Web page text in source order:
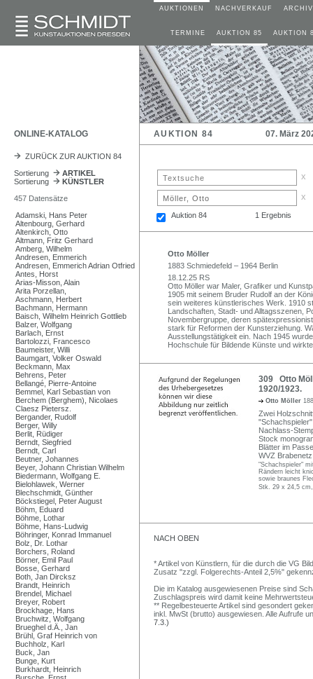
AUKTIONEN NACHVERKAUF ARCHIV
TERMINE AUKTION 85 AUKTION
ONLINE-KATALOG AUKTION 84 07. März
ZURÜCK ZUR AUKTION 84
Sortierung
ARTIKEL
Sortierung
KÜNSTLER
457 Datensätze
Adamski, Hans Peter
Altenbourg, Gerhard
Altenkirch, Otto
Altmann, Fritz Gerhard
Amberg, Wilhelm
Andresen, Emmerich
Andresen, Emmerich Adrian Otfried
Antes, Horst
Arias-Misson, Alain
Arita Porzellan,
Aschmann, Herbert
Bachmann, Hermann
Baisch, Wilhelm Heinrich Gottlieb
Balzer, Wolfgang
Barlach, Ernst
Bartolozzi, Francesco
Baumeister, Willi
Baumgart, Volker Oswald
Beckmann, Max
Behrens, Peter
Bellangé, Pierre-Antoine
Bemmel, Karl Sebastian von
Berchem (Berghem), Nicolaes
Claesz Pietersz.
Bergander, Rudolf
Berger, Willy
Berlit, Rüdiger
Berndt, Siegfried
Berndt, Carl
Beutner, Johannes
Beyer, Johann Christian Wilhelm
Biedermann, Wolfgang E.
Bielohlawek, Werner
Blechschmidt, Günther
Böckstiegel, Peter August
Böhm, Eduard
Böhme, Lothar
Böhme, Hans-Ludwig
Böhringer, Konrad Immanuel
Bolz, Dr. Lothar
Borchers, Roland
Börner, Emil Paul
Bosse, Gerhard
Both, Jan Dircksz
Brandt, Heinrich
Brendel, Michael
Breyer, Robert
Brockhage, Hans
Bruchwitz, Wolfgang
Brueghel d.Ä., Jan
Brühl, Graf Heinrich von
Buchholz, Karl
Buck, Jan
Bunge, Kurt
Burkhardt, Heinrich
x
x
Auktion 84 1 Ergebnis
Otto Möller
1883 Schmiedefeld – 1964 Berlin
18.12.25 RS
Otto Möller war Maler, Grafiker und
1905 mit seinem Bruder Rudolf an der
sein weiteres künstlerisches Werk. 1910
Landschaften, Stadt- und Alltagsszenen,
Novembergruppe, deren
stark für Reformen der Kunsterziehung.
Ausstellungstätigkeit ein. Nach 1945
Hochschule für Bildende Künste und
309 Otto
1920/1923.
Otto Möller
Zwei
Nachlass-
Stock
Blätter im
WVZ
"Schachspieler"
Rändern leicht
sowie braunes
Stk. 29 x 24,5
NACH OBEN
* Artikel von Künstlern, für die durch die VG
Zusatz "zzgl. Folgerechts-Anteil 2,5%"
Die im Katalog ausgewiesenen Preise sind
Zuschlagspreis wird damit keine
** Regelbesteuerte Artikel sind gesondert
inkl. MwSt (brutto) ausgewiesen. Alle Aufrufe
7.3.)